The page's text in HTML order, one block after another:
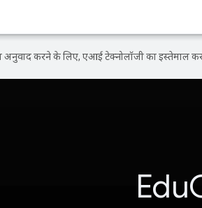
अनुवाद करने के लिए, एआई टेक्नोलॉजी का इस्तेमाल